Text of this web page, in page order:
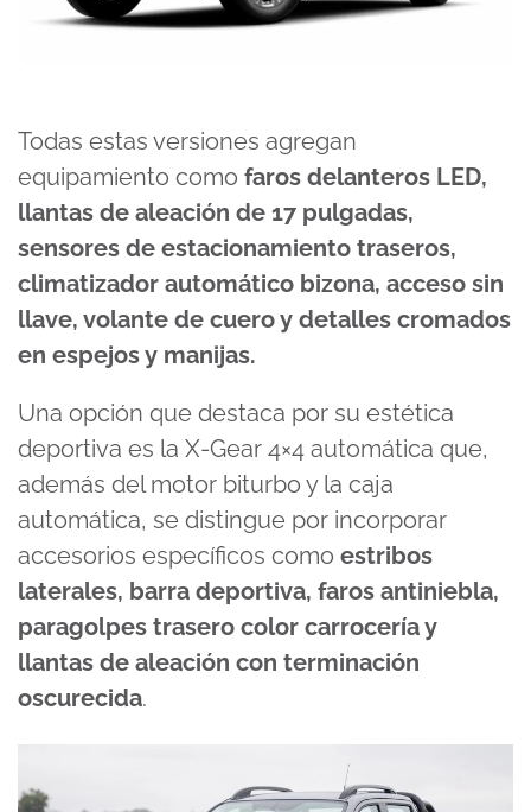
Todas estas versiones agregan
equipamiento como faros delanteros LED,
llantas de aleación de 17 pulgadas,
sensores de estacionamiento traseros,
climatizador automático bizona, acceso sin
llave, volante de cuero y detalles cromados
en espejos y manijas.
Una opción que destaca por su estética
deportiva es la X-Gear 4×4 automática que,
además del motor biturbo y la caja
automática, se distingue por incorporar
accesorios específicos como estribos
laterales, barra deportiva, faros antiniebla,
paragolpes trasero color carrocería y
llantas de aleación con terminación
oscurecida.